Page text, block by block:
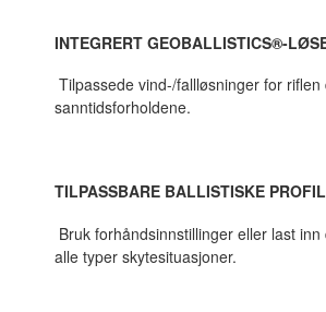
INTEGRERT GEOBALLISTICS®-
Tilpassede vind-/fallløsninger for riflen
sanntidsforholdene.
TILPASSBARE BALLISTISKE
Bruk forhåndsinnstillinger eller last
alle typer skytesituasjoner.